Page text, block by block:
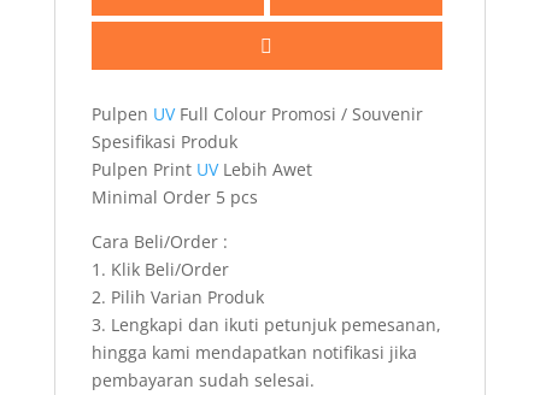
Pulpen UVFull Colour Promosi / Souvenir
Spesifikasi Produk
Pulpen Print UVLebih Awet
Minimal Order 5 pcs
Cara Beli/Order :
1. Klik Beli/Order
2. Pilih Varian Produk
3. Lengkapi dan ikuti petunjuk pemesanan,
hingga kami mendapatkan notifikasi jika
pembayaran sudah selesai.